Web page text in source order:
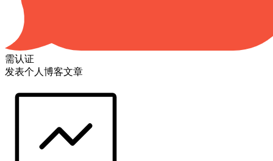
需认证
发表个人博客文章